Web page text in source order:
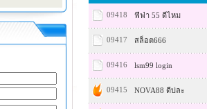
09418 ฟีฟ่า 55 ดีไหม
09417 สล็อต666
09416 lsm99 login
09415 NOVA88 ดีบ่ละ